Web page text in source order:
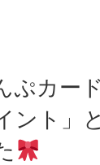
ぷカー
ント」